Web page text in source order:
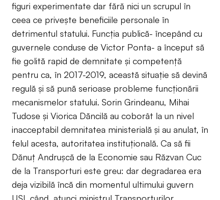
figuri experimentate dar fără nici un scrupul în
ceea ce priveşte beneficiile personale în
detrimentul statului. Funcţia publică- începând cu
guvernele conduse de Victor Ponta- a început să
fie golită rapid de demnitate şi competenţă
pentru ca, în 2017-2019, această situaţie să devină
regulă şi să pună serioase probleme funcţionării
mecanismelor statului. Sorin Grindeanu, Mihai
Tudose şi Viorica Dăncilă au coborât la un nivel
inacceptabil demnitatea ministerială şi au anulat, în
felul acesta, autoritatea instituţională. Ca să fii
Dănuţ Andruşcă de la Economie sau Răzvan Cuc
de la Transporturi este greu: dar degradarea era
deja vizibilă încă din momentul ultimului guvern